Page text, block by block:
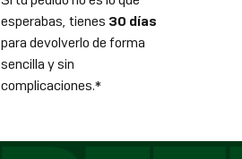
esperabas, tienes 30 días
para devolverlo de forma
sencilla y sin
complicaciones.*